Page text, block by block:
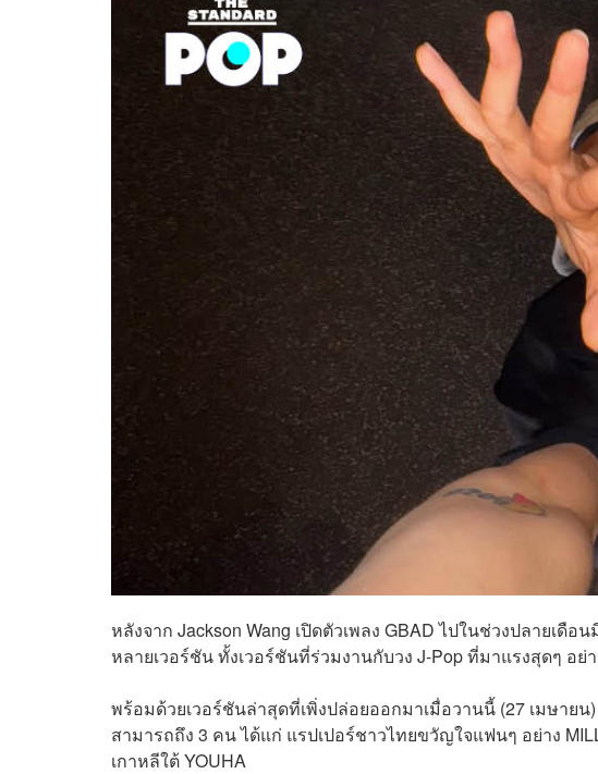
หลังจาก Jackson Wang เปิดตัวเพลง GBAD ไปในช่วงปลายเ
หลายเวอร์ชัน ทั้งเวอร์ชันที่ร่วมงานกับวง J-Pop ที่มาแรงสุดๆ อย่
พร้อมด้วยเวอร์ชันล่าสุดที่เพิ่งปล่อยออกมาเมื่อวานนี้ (27 เมษา
สามารถถึง 3 คน ได้แก่ แรปเปอร์ชาวไทยขวัญใจแฟนๆ อย่าง
เกาหลีใต้ YOUHA